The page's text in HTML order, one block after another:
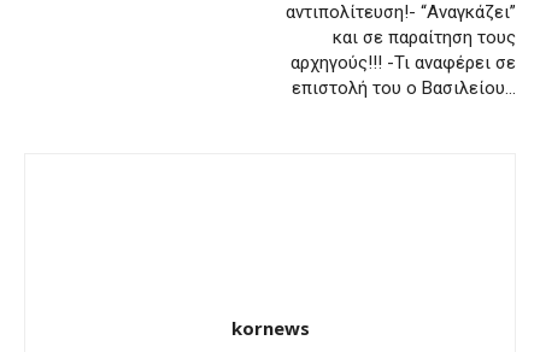
αντιπολίτευση!- “Αναγκάζει”
και σε παραίτηση τους
αρχηγούς!!! -Τι αναφέρει σε
επιστολή του ο Βασιλείου…
kornews